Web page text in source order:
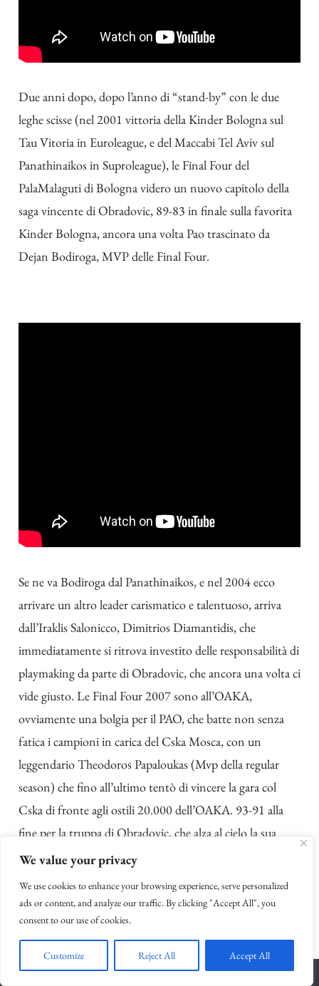
We value your privacy
We use cookies to enhance your browsing experience, serve personalized
ads or content, and analyze our traffic. By clicking "Accept All", you
consent to our use of cookies.
Customize Reject All Accept All
Due anni dopo, dopo l’anno di “stand-by” con le due
leghe scisse (nel 2001 vittoria della Kinder Bologna sul
Tau Vitoria in Euroleague, e del Maccabi Tel Aviv sul
Panathinaikos in Suproleague), le Final Four del
PalaMalaguti di Bologna videro un nuovo capitolo della
saga vincente di Obradovic, 89-83 in finale sulla favorita
Kinder Bologna, ancora una volta Pao trascinato da
Dejan Bodiroga, MVP delle Final Four.
Se ne va Bodiroga dal Panathinaikos, e nel 2004 ecco
arrivare un altro leader carismatico e talentuoso, arriva
dall’Iraklis Salonicco, Dimitrios Diamantidis, che
immediatamente si ritrova investito delle responsabilità di
playmaking da parte di Obradovic, che ancora una volta ci
vide giusto. Le Final Four 2007 sono all’OAKA,
ovviamente una bolgia per il PAO, che batte non senza
fatica i campioni in carica del Cska Mosca, con un
leggendario Theodoros Papaloukas (Mvp della regular
season) che fino all’ultimo tentò di vincere la gara col
Cska di fronte agli ostili 20.000 dell’OAKA. 93-91 alla
fine per la truppa di Obradovic, che alza al cielo la sua
sesta Eurolega, and counting.